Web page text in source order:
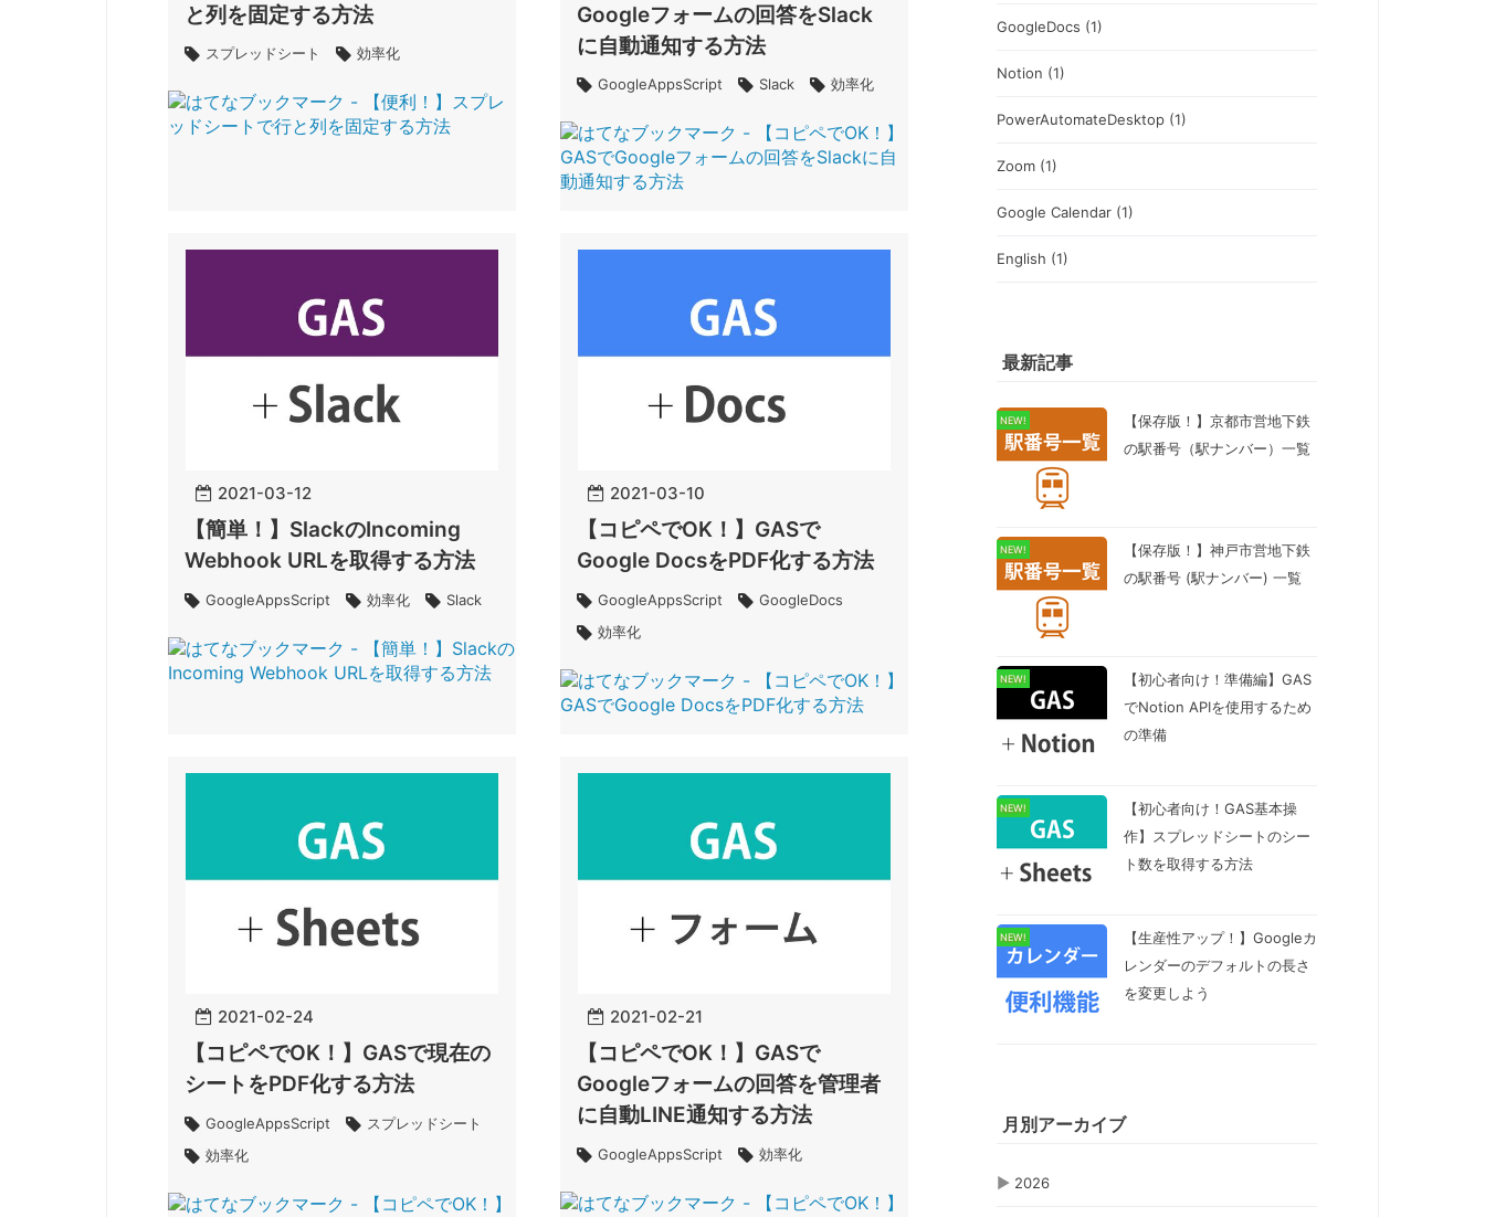
と列を固定する方法
スプレッドシート 効率化
Googleフォームの回答をSlack
に自動通知する方法
GoogleAppsScript Slack 効率化
2021-03-12
【簡単！】SlackのIncoming
Webhook URLを取得する方法
GoogleAppsScript 効率化 Slack
2021-03-10
【コピペでOK！】GASで
Google DocsをPDF化する方法
GoogleAppsScript
GoogleDocs
効率化
2021-02-24
【コピペでOK！】GASで現在の
シートをPDF化する方法
GoogleAppsScript
スプレッドシート
効率化
2021-02-21
【コピペでOK！】GASで
Googleフォームの回答を管理者
に自動LINE通知する方法
GoogleAppsScript 効率化
GoogleDocs (1)
Notion (1)
PowerAutomateDesktop (1)
Zoom (1)
Google Calendar (1)
English (1)
最新記事
NEW!
【保存版！】京都市営地下鉄
の駅番号（駅ナンバー）一覧
NEW!
【保存版！】神戸市営地下鉄
の駅番号 (駅ナンバー) 一覧
NEW!
【初心者向け！準備編】GAS
でNotion APIを使用するため
の準備
NEW!
【初心者向け！GAS基本操
作】スプレッドシートのシー
ト数を取得する方法
NEW!
【生産性アップ！】Googleカ
レンダーのデフォルトの長さ
を変更しよう
月別アーカイブ
▶ 2026